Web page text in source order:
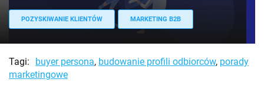
POZYSKIWANIE KLIENTÓW MARKETING B2B
Tagi: buyer persona, budowanie profili odbiorców, porady
marketingowe